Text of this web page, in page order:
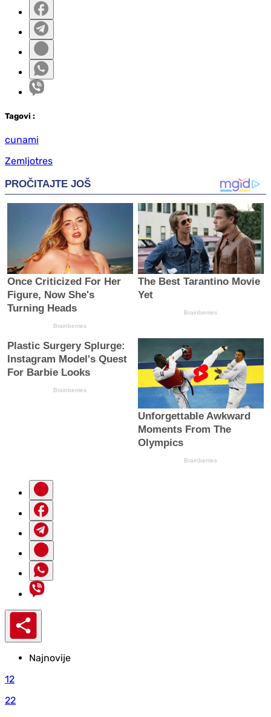
Tagovi :
cunami
Zemljotres
Najnovije
12
22